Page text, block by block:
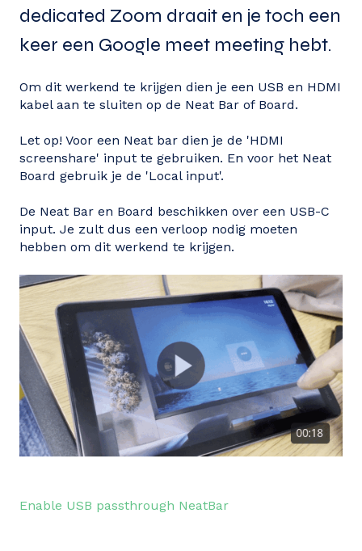
dedicated Zoom draait en je toch een
keer een Google meet meeting hebt.
Om dit werkend te krijgen dien je een USB en HDMI
kabel aan te sluiten op de Neat Bar of Board.
Let op! Voor een Neat bar dien je de 'HDMI
screenshare' input te gebruiken. En voor het Neat
Board gebruik je de 'Local input'.
De Neat Bar en Board beschikken over een USB-C
input. Je zult dus een verloop nodig moeten
hebben om dit werkend te krijgen.
Enable USB passthrough NeatBar